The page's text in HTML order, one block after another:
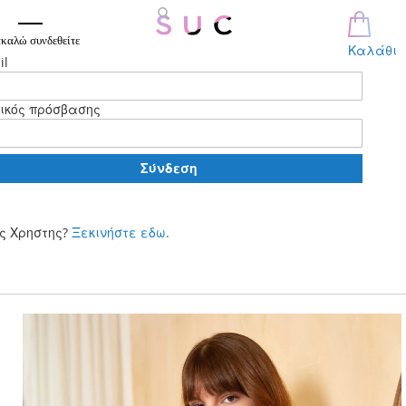
Καλάθι
συνδεθείτε
πρόσβασης
Σύνδεση
Χρηστης? Ξεκινήστε εδω.
περιεχόμενο